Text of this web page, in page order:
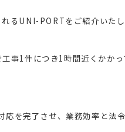
るUNI-PORTをご紹介いたし
事1件につき1時間近くかか
を完了させ、業務効率と法